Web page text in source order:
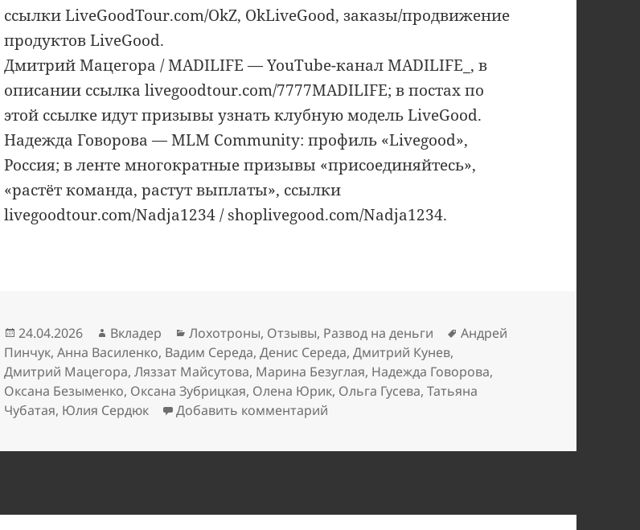
ссылки LiveGoodTour.com/OkZ, OkLiveGood, заказы/продвижение
продуктов LiveGood.
Дмитрий Мацегора / MADILIFE — YouTube-канал MADILIFE_, в
описании ссылка livegoodtour.com/7777MADILIFE; в постах по
этой ссылке идут призывы узнать клубную модель LiveGood.
Надежда Говорова — MLM Community: профиль «Livegood»,
Россия; в ленте многократные призывы «присоединяйтесь»,
«растёт команда, растут выплаты», ссылки
livegoodtour.com/Nadja1234 / shoplivegood.com/Nadja1234.
Опубликовано
24.04.2026 Автор
Вкладер Рубрики
Лохотроны, Отзывы, Развод на деньги Метки
Андрей
Пинчук,Анна Василенко, Вадим Середа,Денис Середа,Дмитрий Кунев,
Дмитрий Мацегора,Ляззат Майсутова, Марина Безуглая, Надежда Говорова,
Оксана Безыменко, Оксана Зубрицкая, Олена Юрик, Ольга Гусева,Татьяна
Чубатая, Юлия Сердюк Добавить комментарий